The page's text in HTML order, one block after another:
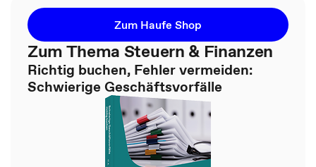
Zum Haufe Shop
Zum Thema Steuern & Finanzen
Richtig buchen, Fehler vermeiden:
Schwierige Geschäftsvorfälle